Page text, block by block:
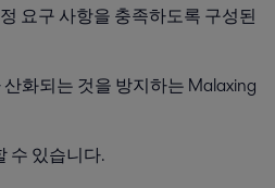
요구 사항을 충족하도록 구성된
화되는 것을 방지하는 Malaxing
수 있습니다.